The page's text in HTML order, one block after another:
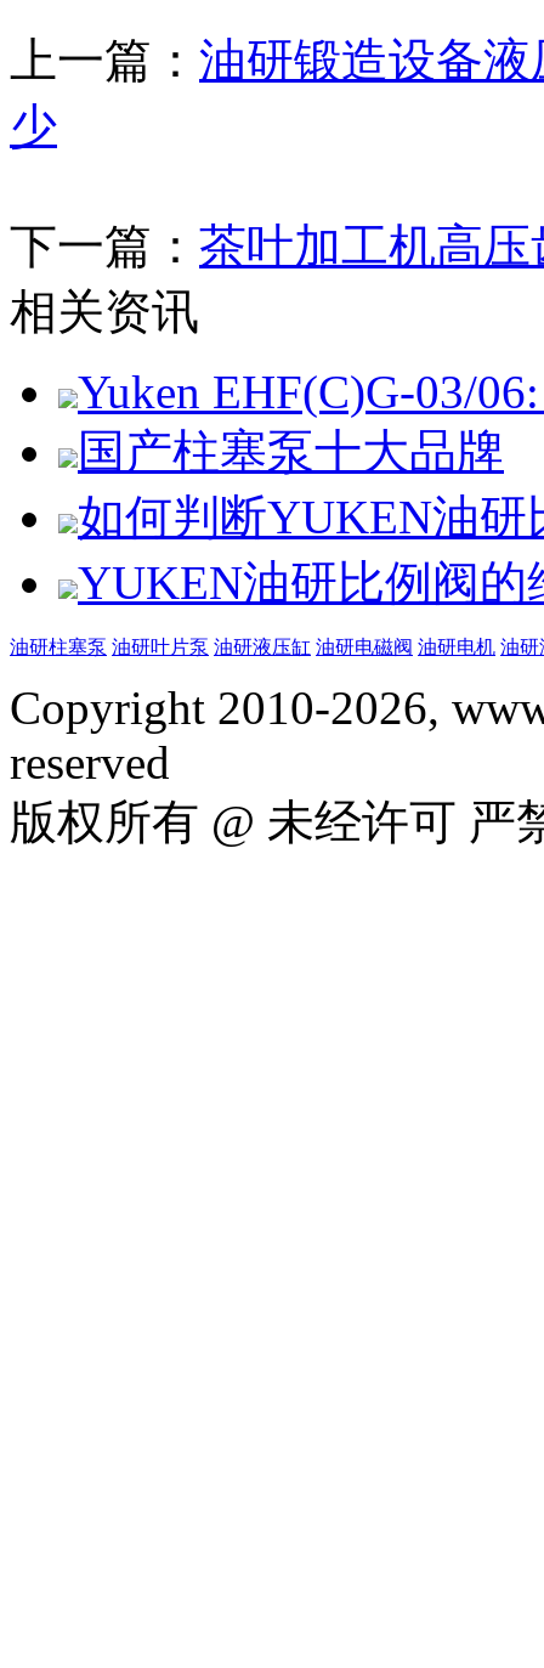
上一篇： 油研锻造设备
少
下一篇： 茶叶加工机高
相关资讯
Yuken EHF(C)G-03/
国产柱塞泵十大品牌
如何判断YUKEN油
YUKEN油研比例阀的
油研柱塞泵 油研叶片泵 油研液压缸 油研电磁阀 油研电机 油研
Copyright 2010-2026,
reserved
版权所有 @ 未经许可 严